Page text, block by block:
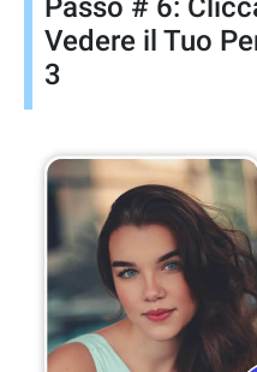
Passo # 6:
Vedere il Tuo
3